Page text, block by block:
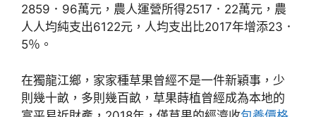
2859．96萬元，農人運營所得2517．22萬元，農
人人均純支出6122元，人均支出比2017年增添23．
5％。
在獨龍江鄉，家家種草果曾經不是一件新穎事，少
則幾十畝，多則幾百畝，草果蒔植曾經成為本地的